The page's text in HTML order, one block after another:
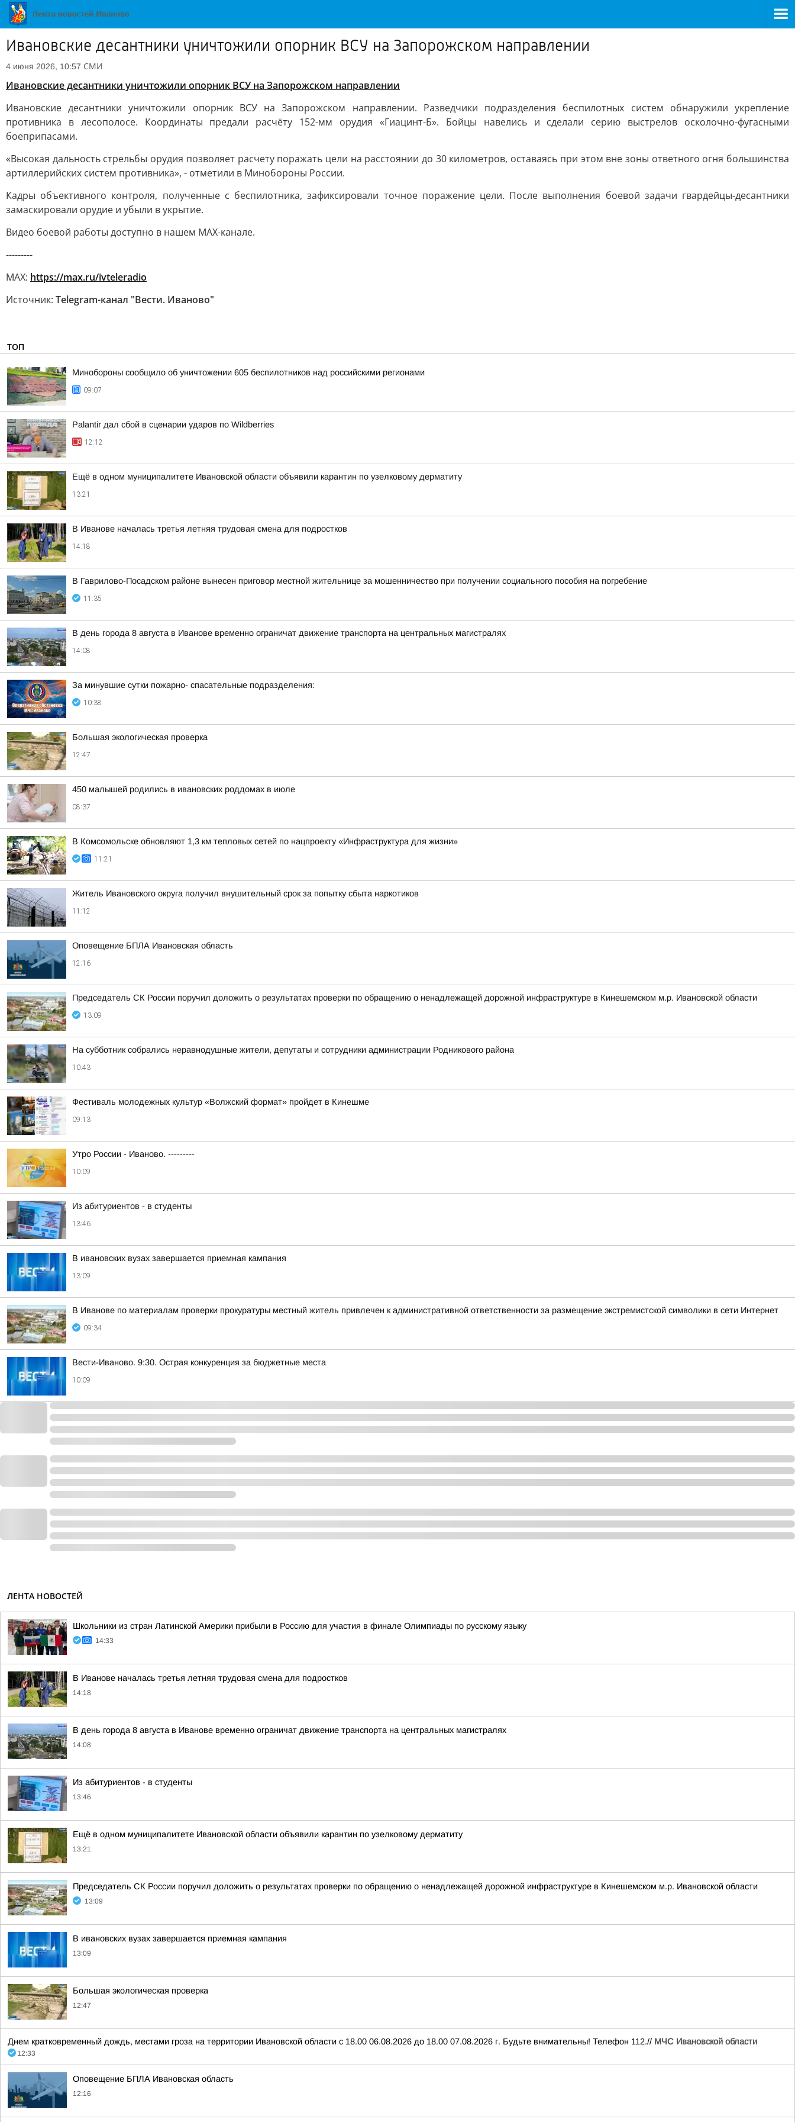
Ивановские десантники уничтожили опорник ВСУ на Запорожском направлении
4 июня 2026, 10:57 СМИ
Ивановские десантники уничтожили опорник ВСУ на Запорожском направлении
Ивановские десантники уничтожили опорник ВСУ на Запорожском направлении. Разведчики подразделения беспилотных систем обнаружили укрепление
противника в лесополосе. Координаты предали расчёту 152-мм орудия «Гиацинт-Б». Бойцы навелись и сделали серию выстрелов осколочно-фугасными
боеприпасами.
«Высокая дальность стрельбы орудия позволяет расчету поражать цели на расстоянии до 30 километров, оставаясь при этом вне зоны ответного огня большинства
артиллерийских систем противника», - отметили в Минобороны России.
Кадры объективного контроля, полученные с беспилотника, зафиксировали точное поражение цели. После выполнения боевой задачи гвардейцы-десантники
замаскировали орудие и убыли в укрытие.
Видео боевой работы доступно в нашем МАХ-канале.
---------
MAX: https://max.ru/ivteleradio
Источник: Telegram-канал "Вести. Иваново"
ТОП
Минобороны сообщило об уничтожении 605 беспилотников над российскими регионами
09:07
Palantir дал сбой в сценарии ударов по Wildberries
12:12
Ещё в одном муниципалитете Ивановской области объявили карантин по узелковому дерматиту
13:21
В Иванове началась третья летняя трудовая смена для подростков
14:18
В Гаврилово-Посадском районе вынесен приговор местной жительнице за мошенничество при получении социального пособия на погребение
11:35
В день города 8 августа в Иванове временно ограничат движение транспорта на центральных магистралях
14:08
За минувшие сутки пожарно- спасательные подразделения:
10:38
Большая экологическая проверка
12:47
450 малышей родились в ивановских роддомах в июле
08:37
В Комсомольске обновляют 1,3 км тепловых сетей по нацпроекту «Инфраструктура для жизни»
11:21
Житель Ивановского округа получил внушительный срок за попытку сбыта наркотиков
11:12
Оповещение БПЛА Ивановская область
12:16
Председатель СК России поручил доложить о результатах проверки по обращению о ненадлежащей дорожной инфраструктуре в Кинешемском м.р. Ивановской области
13:09
На субботник собрались неравнодушные жители, депутаты и сотрудники администрации Родникового района
10:43
Фестиваль молодежных культур «Волжский формат» пройдет в Кинешме
09:13
Утро России - Иваново. ---------
10:09
Из абитуриентов - в студенты
13:46
В ивановских вузах завершается приемная кампания
13:09
В Иванове по материалам проверки прокуратуры местный житель привлечен к административной ответственности за размещение экстремистской символики в сети Интернет
09:34
Вести-Иваново. 9:30. Острая конкуренция за бюджетные места
10:09
ЛЕНТА НОВОСТЕЙ
Школьники из стран Латинской Америки прибыли в Россию для участия в финале Олимпиады по русскому языку
14:33
В Иванове началась третья летняя трудовая смена для подростков
14:18
В день города 8 августа в Иванове временно ограничат движение транспорта на центральных магистралях
14:08
Из абитуриентов - в студенты
13:46
Ещё в одном муниципалитете Ивановской области объявили карантин по узелковому дерматиту
13:21
Председатель СК России поручил доложить о результатах проверки по обращению о ненадлежащей дорожной инфраструктуре в Кинешемском м.р. Ивановской области
13:09
В ивановских вузах завершается приемная кампания
13:09
Большая экологическая проверка
12:47
Днем кратковременный дождь, местами гроза на территории Ивановской области с 18.00 06.08.2026 до 18.00 07.08.2026 г. Будьте внимательны! Телефон 112.// МЧС Ивановской области
12:33
Оповещение БПЛА Ивановская область
12:16